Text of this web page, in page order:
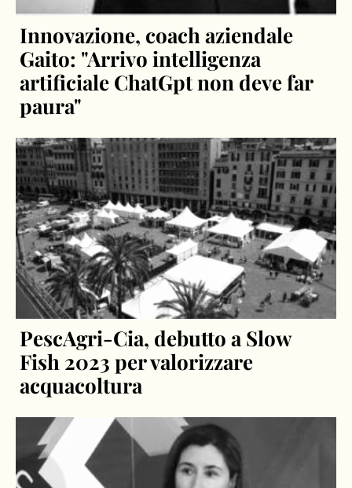
Innovazione, coach aziendale
Gaito: "Arrivo intelligenza
artificiale ChatGpt non deve far
paura"
PescAgri-Cia, debutto a Slow
Fish 2023 per valorizzare
acquacoltura